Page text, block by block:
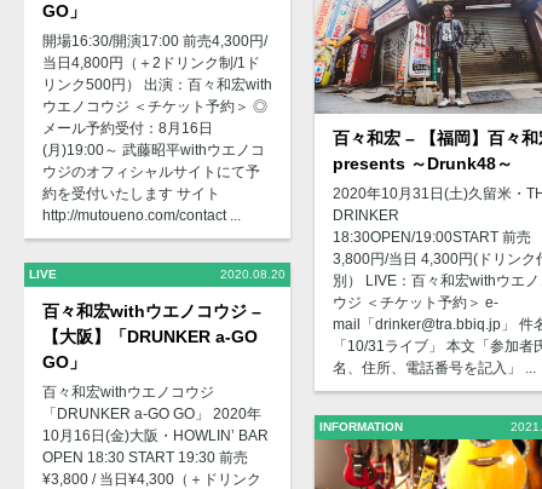
GO」
開場16:30/開演17:00 前売4,300円/
当日4,800円（＋2ドリンク制/1ド
リンク500円） 出演：百々和宏with
ウエノコウジ ＜チケット予約＞ ◎
メール予約受付：8月16日
(月)19:00～ 武藤昭平withウエノコ
ウジのオフィシャルサイトにて予
約を受付いたします サイト
http://mutoueno.com/contact ...
LIVE 2020.08.20
百々和宏withウエノコウジ –
【大阪】「DRUNKER a-GO
GO」
百々和宏withウエノコウジ
「DRUNKER a-GO GO」 2020年
10月16日(金)大阪・HOWLIN’ BAR
OPEN 18:30 START 19:30 前売
¥3,800 / 当日¥4,300（＋ドリンク
百々和宏 – 【福岡】百々和
presents ～Drunk48～
2020年10月31日(土)久留米・
DRINKER
18:30OPEN/19:00START 前売
3,800円/当日 4,300円(ドリンク
別） LIVE：百々和宏withウエ
ウジ ＜チケット予約＞ e-
mail「drinker@tra.bbiq.jp」 件
「10/31ライブ」 本文「参加者
名、住所、電話番号を記入」 ...
INFORMATION